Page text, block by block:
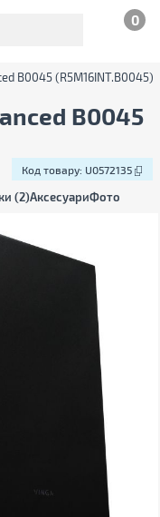
0
B0045 (R5M16INT.B0045)
B0045
(2)АксесуариФото
Код товару: U0572135